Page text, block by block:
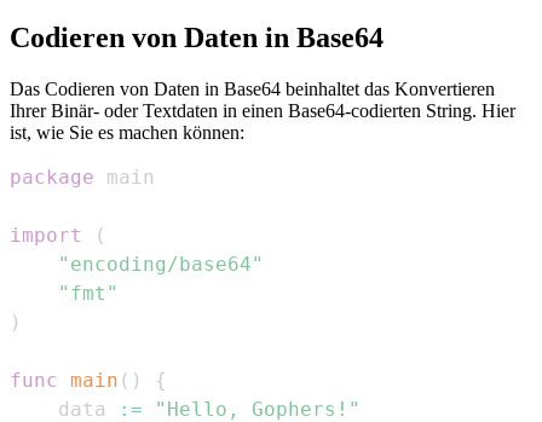
Codieren von Daten in Base64
Das Codieren von Daten in Base64 beinhaltet das Konvertieren
Ihrer Binär- oder Textdaten in einen Base64-codierten String. Hier
ist, wie Sie es machen können:
package
import
(
"encoding/base64"
"fmt"
)
func main ( )
{
    data
:=
"Hello, Gophers!"